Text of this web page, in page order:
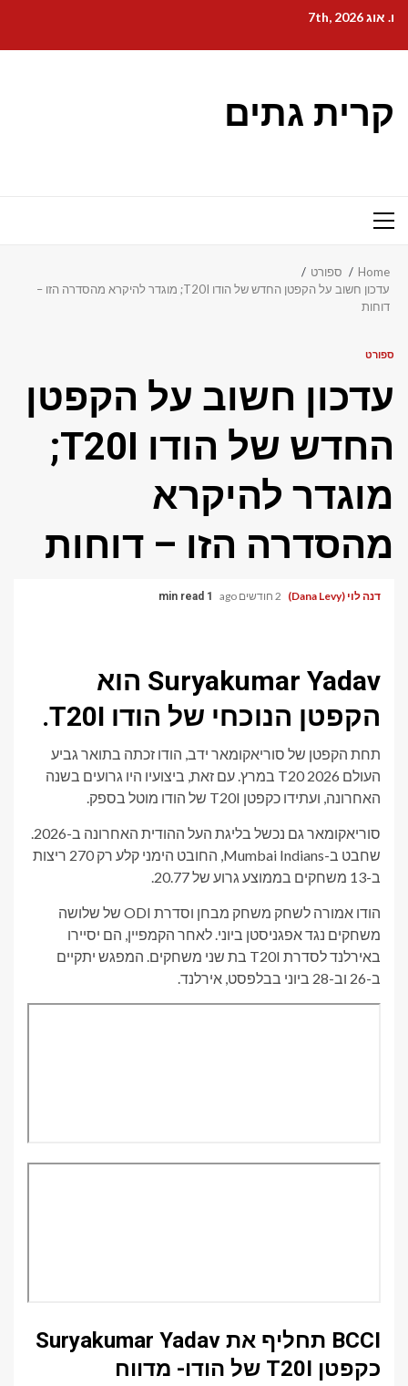
content
ו. אוג 7th, 2026
קרית גתים
Primary
Home
ספורט
עדכון חשוב על הקפטן החדש של הודו T20I; מוגדר להיקרא מהסדרה הזו –
דוחות
ספורט
עדכון חשוב על הקפטן
החדש של הודו T20I;
מוגדר להיקרא
מהסדרה הזו – דוחות
דנה לוי (Dana Levy) 2 חודשים ago 1 min read
Suryakumar Yadav הוא
הקפטן הנוכחי של הודו T20I.
תחת הקפטן של סוריאקומאר ידב, הודו זכתה בתואר גביע
העולם T20 2026 במרץ. עם זאת, ביצועיו היו גרועים בשנה
האחרונה, ועתידו כקפטן T20I של הודו מוטל בספק.
סוריאקומאר גם נכשל בליגת העל ההודית האחרונה ב-2026.
שחבט ב-Mumbai Indians, החובט הימני קלע רק 270 ריצות
ב-13 משחקים בממוצע גרוע של 20.77.
הודו אמורה לשחק משחק מבחן וסדרת ODI של שלושה
משחקים נגד אפגניסטן ביוני. לאחר הקמפיין, הם יסיירו
באירלנד לסדרת T20I בת שני משחקים. המפגש יתקיים
ב-26 וב-28 ביוני בבלפסט, אירלנד.
BCCI תחליף את Suryakumar Yadav
כקפטן T20I של הודו- מדווח